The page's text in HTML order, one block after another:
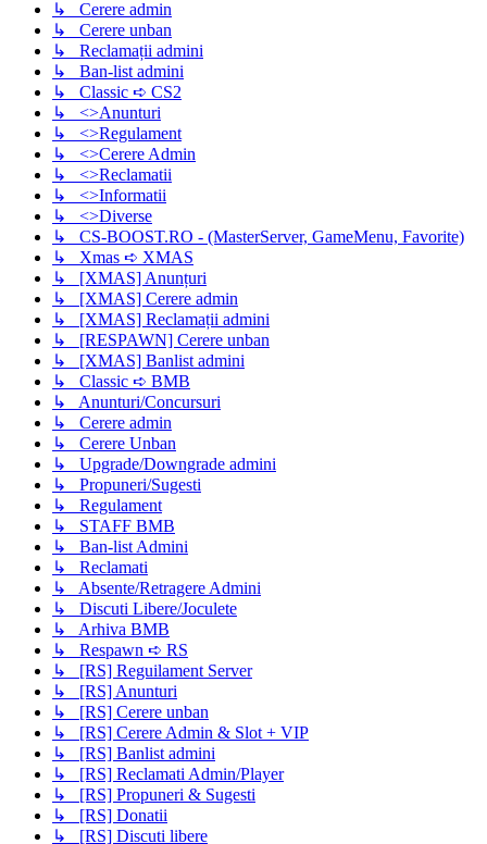
↳ Cerere admin
↳ Cerere unban
↳ Reclamații admini
↳ Ban-list admini
↳ Classic ➪ CS2
↳ <>Anunturi
↳ <>Regulament
↳ <>Cerere Admin
↳ <>Reclamatii
↳ <>Informatii
↳ <>Diverse
↳ CS-BOOST.RO - (MasterServer, GameMenu, Favorite)
↳ Xmas ➪ XMAS
↳ [XMAS] Anunțuri
↳ [XMAS] Cerere admin
↳ [XMAS] Reclamații admini
↳ [RESPAWN] Cerere unban
↳ [XMAS] Banlist admini
↳ Classic ➪ BMB
↳ Anunturi/Concursuri
↳ Cerere admin
↳ Cerere Unban
↳ Upgrade/Downgrade admini
↳ Propuneri/Sugesti
↳ Regulament
↳ STAFF BMB
↳ Ban-list Admini
↳ Reclamati
↳ Absente/Retragere Admini
↳ Discuti Libere/Joculete
↳ Arhiva BMB
↳ Respawn ➪ RS
↳ [RS] Reguilament Server
↳ [RS] Anunturi
↳ [RS] Cerere unban
↳ [RS] Cerere Admin & Slot + VIP
↳ [RS] Banlist admini
↳ [RS] Reclamati Admin/Player
↳ [RS] Propuneri & Sugesti
↳ [RS] Donatii
↳ [RS] Discuti libere